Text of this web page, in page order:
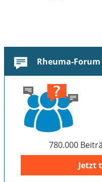
Rheuma-Forum
780.000
Jetzt